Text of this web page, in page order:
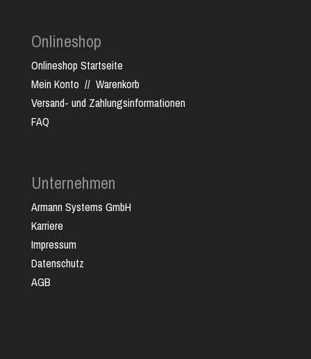
Onlineshop
Onlineshop Startseite
Mein Konto // Warenkorb
Versand- und Zahlungsinformationen
FAQ
Unternehmen
Armann Systems GmbH
Karriere
Impressum
Datenschutz
AGB